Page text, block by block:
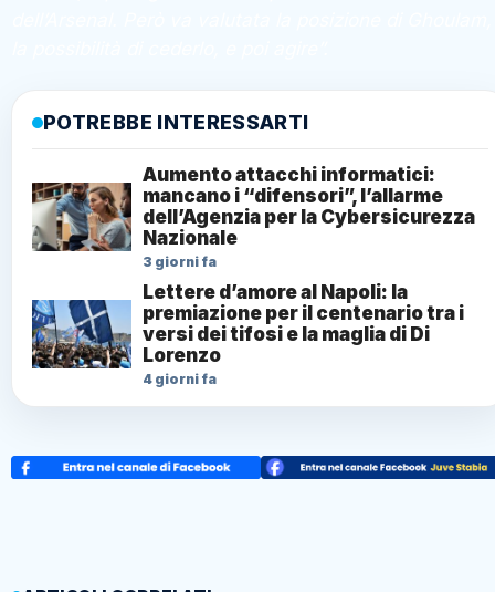
POTREBBE INTERESSARTI
Aumento attacchi informatici:
mancano i “difensori”, l’allarme
dell’Agenzia per la Cybersicurezza
Nazionale
3 giorni fa
Lettere d’amore al Napoli: la
premiazione per il centenario tra i
versi dei tifosi e la maglia di Di
Lorenzo
4 giorni fa